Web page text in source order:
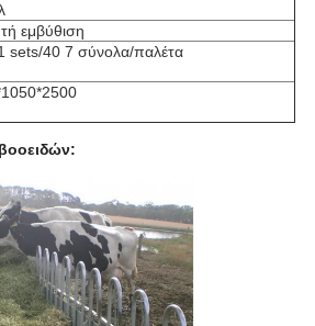
εμβύθιση
sets/40 7 σύνολα/παλέτα